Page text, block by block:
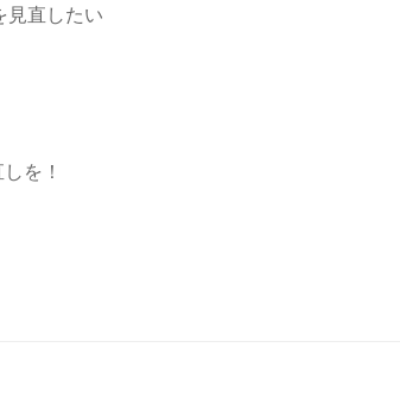
見直したい
を！